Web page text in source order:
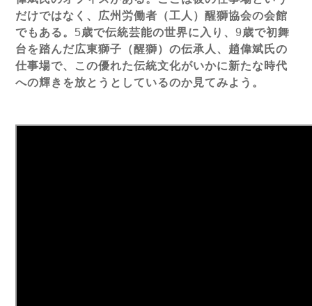
だけではなく、広州労働者（工人）醒獅協会の会館
でもある。 5歳で伝統芸能の世界に入り、 9歳で初舞
台を踏んだ広東獅子（醒獅）の伝承人、趙偉斌氏の
仕事場で、この優れた伝統文化がいかに新たな時代
への輝きを放とうとしているのか見てみよう。